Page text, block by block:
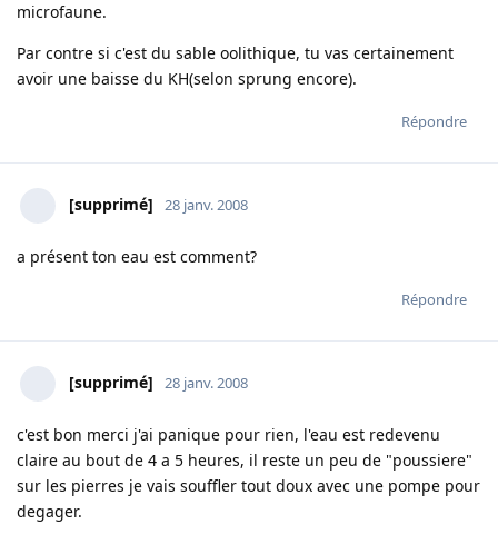
microfaune.
Par contre si c'est du sable oolithique, tu vas certainement
avoir une baisse du KH(selon sprung encore).
Répondre
[supprimé] 28 janv. 2008
a présent ton eau est comment?
Répondre
[supprimé] 28 janv. 2008
c'est bon merci j'ai panique pour rien, l'eau est redevenu
claire au bout de 4 a 5 heures, il reste un peu de "poussiere"
sur les pierres je vais souffler tout doux avec une pompe pour
degager.